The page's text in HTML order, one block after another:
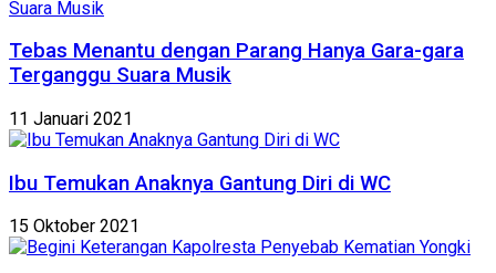
Tebas Menantu dengan Parang Hanya Gara-gara
Terganggu Suara Musik
11 Januari 2021
Ibu Temukan Anaknya Gantung Diri di WC
15 Oktober 2021